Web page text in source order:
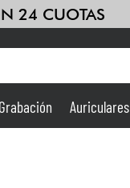
24 CUOTAS
Grabación Auriculares